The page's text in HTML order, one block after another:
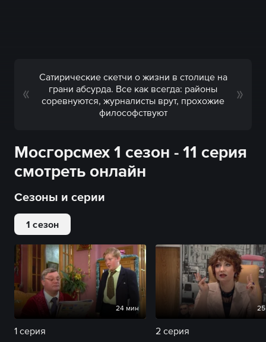
Сатирические скетчи о жизни в столице на
грани абсурда. Все как всегда: районы
соревнуются, журналисты врут, прохожие
философствуют
Мосгорсмех 1 сезон - 11 серия
смотреть онлайн
Сезоны и серии
1 сезон
24 мин
1 серия 2 серия